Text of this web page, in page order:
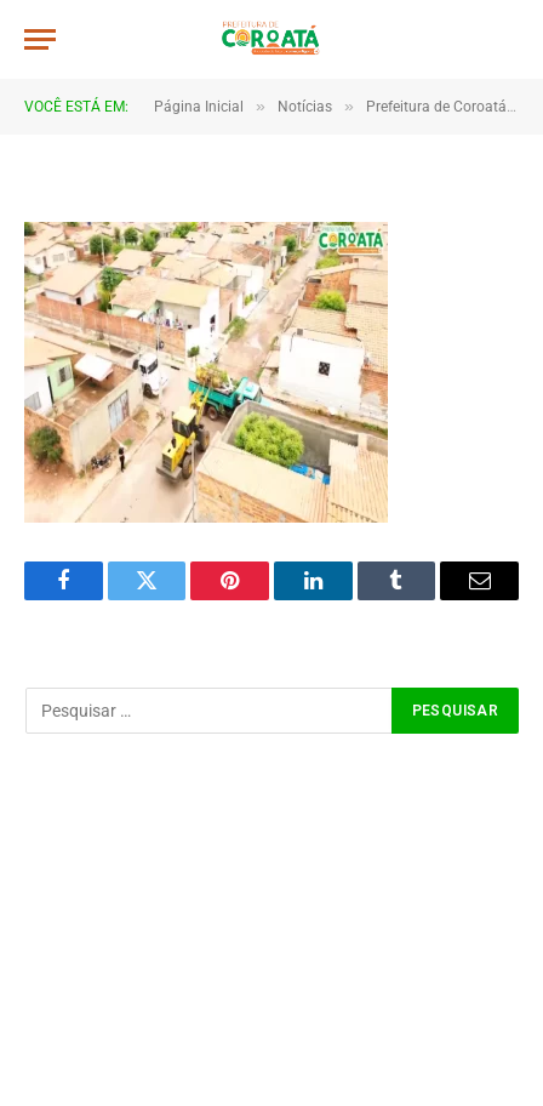
VOCÊ ESTÁ EM: Página Inicial » Notícias » Prefeitura de Coroatá implementa novo cronograma para coleta de lixo e reforça mutirão de limpeza na cidade
FacebookTwitter Pinterest LinkedInTumblr Email